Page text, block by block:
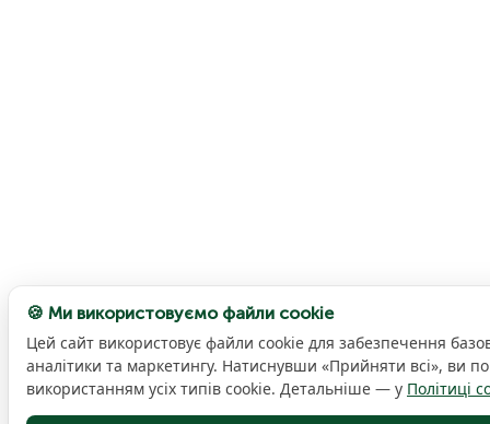
🍪 Ми використовуємо файли cookie
Цей сайт використовує файли cookie для забезпечення
аналітики та маркетингу. Натиснувши «Прийняти всі», ви
використанням усіх типів cookie. Детальніше — у Політиці